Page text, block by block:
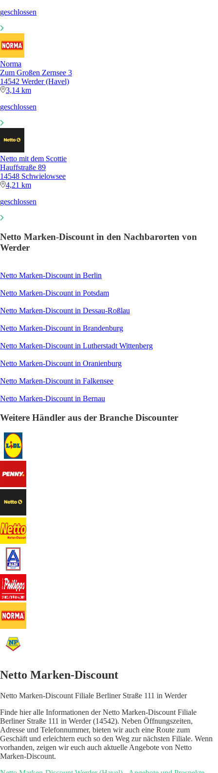
geschlossen
Norma
Zum Großen Zernsee 3
14542 Werder (Havel)
3,14 km
geschlossen
Netto mit dem Scottie
Hauffstraße 89
14548 Schwielowsee
4,21 km
geschlossen
Netto Marken-Discount in den Nachbarorten von
Werder
Netto Marken-Discount in Berlin
Netto Marken-Discount in Potsdam
Netto Marken-Discount in Dessau-Roßlau
Netto Marken-Discount in Brandenburg
Netto Marken-Discount in Lutherstadt Wittenberg
Netto Marken-Discount in Oranienburg
Netto Marken-Discount in Falkensee
Netto Marken-Discount in Bernau
Weitere Händler aus der Branche Discounter
Netto Marken-Discount
Netto Marken-Discount Filiale Berliner Straße 111 in Werder
Finde hier alle Informationen der Netto Marken-Discount Filiale
Berliner Straße 111 in Werder (14542). Neben Öffnungszeiten,
Adresse und Telefonnummer, bieten wir auch eine Route zum
Geschäft und erleichtern euch so den Weg zur nächsten Filiale. Wenn
vorhanden, zeigen wir euch auch aktuelle Angebote von Netto
Marken-Discount.